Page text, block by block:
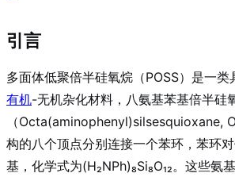
引言
多面体低聚倍半硅氧烷（POSS）是一
有机-无机杂化材料，八氨基苯基倍半硅
（Octa(aminophenyl)silsesquioxane,
构的八个顶点分别连接一个苯环，苯环
基，化学式为(H₂NPh)₈Si₈O₁₂。这些氨